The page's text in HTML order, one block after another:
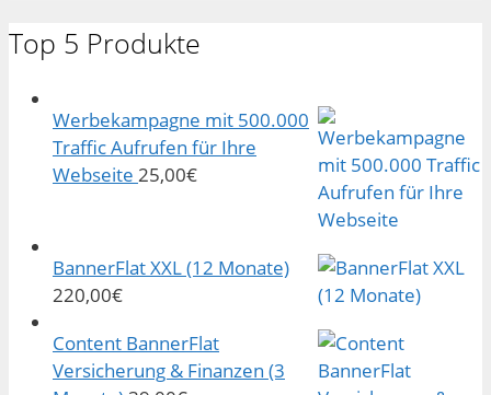
Top 5 Produkte
Werbekampagne mit 500.000
Traffic Aufrufen für Ihre
Webseite 25,00€
BannerFlat XXL (12 Monate)
220,00€
Content BannerFlat
Versicherung & Finanzen (3